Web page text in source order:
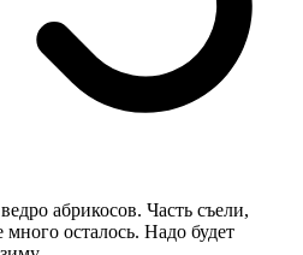
абрикосов. Часть съели,
много осталось. Надо будет